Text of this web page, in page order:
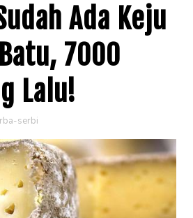
Ada Keju
7000
Lalu!
serbi